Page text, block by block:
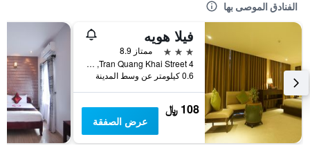
الفنادق الموصى بها
فيلا هويه
3 نجوم
ممتاز 8.9
4 Tran Quang Khai Street, هو, فيتنام
0.6 كيلومتر عن وسط المدينة
108 ﷼
عرض الصفقة